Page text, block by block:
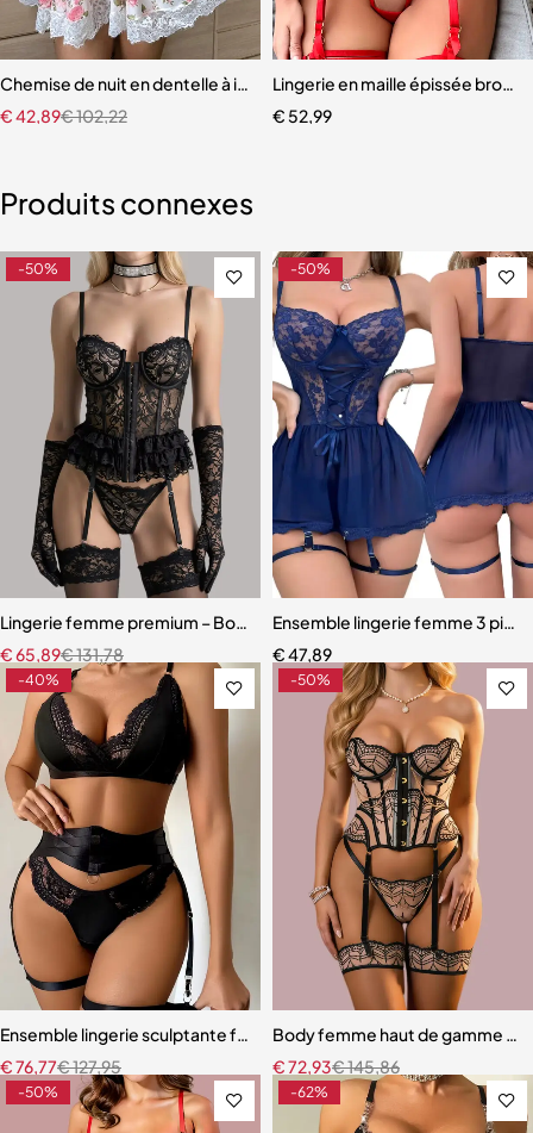
maille
vêtements pour femme, dentelle ultra-fine
Chemise de nuit en dentelle à imprimé licou
€102,22
€42,89
Lingerie en maille épissée
€ 52,99
Produits connexes
-50%
Lingerie femme premium – Body en dentelle florale avec
€131,78
€65,89
-50%
Ensemble lingerie femme 3
€47,89
-40%
Ensemble lingerie sculptante femme – Dentelle raffinée avec
€127,95
€76,77
-50%
Body femme haut de gamme –
€145,86
€72,93
-50% -62%